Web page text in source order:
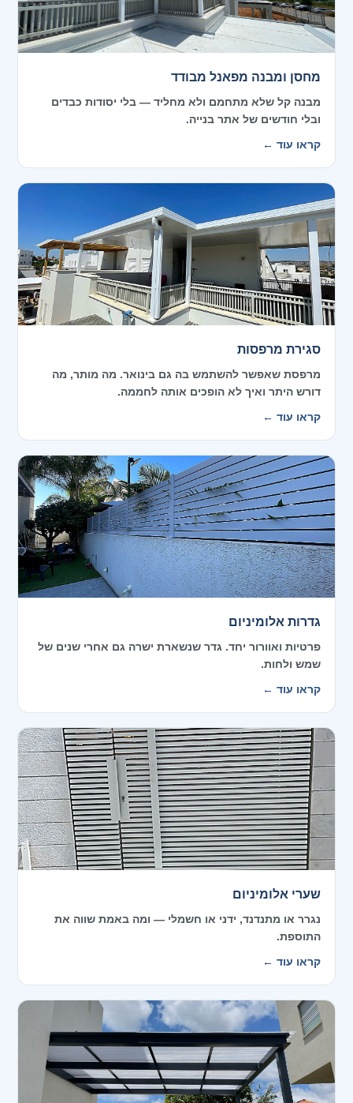
מחסן ומבנה מפאנל מבודד
מבנה קל שלא מתחמם ולא מחליד — בלי יסודות כבדים
ובלי חודשים של אתר בנייה.
קראו עוד ←
סגירת מרפסות
מרפסת שאפשר להשתמש בה גם בינואר. מה מותר, מה
דורש היתר ואיך לא הופכים אותה לחממה.
קראו עוד ←
גדרות אלומיניום
פרטיות ואוורור יחד. גדר שנשארת ישרה גם אחרי שנים של
שמש ולחות.
קראו עוד ←
שערי אלומיניום
נגרר או מתנדנד, ידני או חשמלי — ומה באמת שווה את
התוספת.
קראו עוד ←